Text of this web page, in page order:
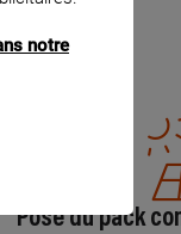
Pose du pack
notre